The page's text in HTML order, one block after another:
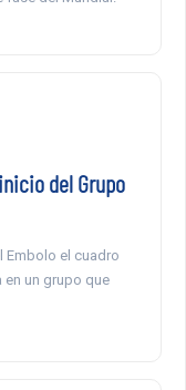
del Grupo
Embolo el cuadro
un grupo que